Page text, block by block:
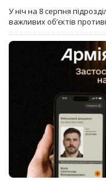
У ніч на 8 серпня
важливих об’єктів